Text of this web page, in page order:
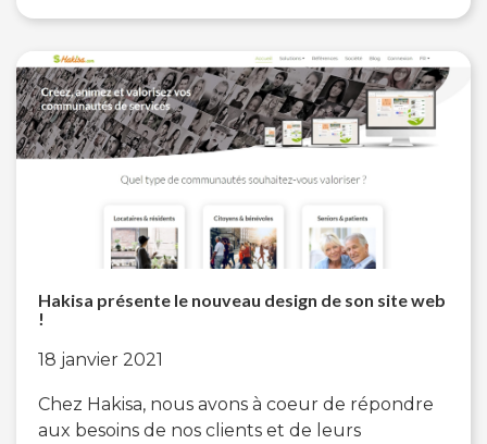
Hakisa présente le nouveau design de son site web
!
18 janvier 2021
Chez Hakisa, nous avons à coeur de répondre
aux besoins de nos clients et de leurs